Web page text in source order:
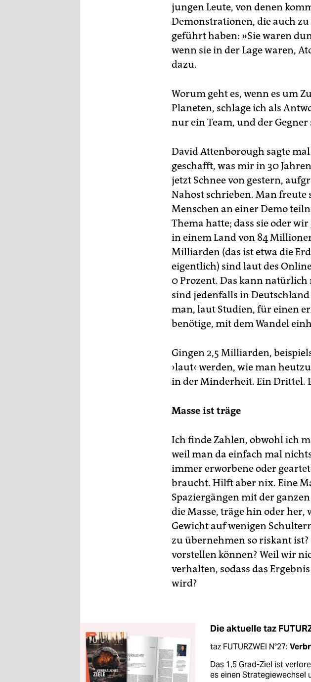
jungen Leute, von denen
Demonstrationen, die auch
geführt haben: »Sie waren
wenn sie in der Lage waren,
dazu.
Worum geht es, wenn es um
Planeten, schlage ich als
nur ein Team, und der
David Attenborough sagte
geschafft, was mir in 30
jetzt Schnee von gestern,
Nahost schrieben. Man freute
Menschen an einer Demo
Thema hatte; dass sie oder
in einem Land von 84
Milliarden (das ist etwa die
eigentlich) sind laut des
0 Prozent. Das kann natürlich
sind jedenfalls in
man, laut Studien, für einen
benötige, mit dem Wandel
Gingen 2,5 Milliarden,
›laut‹ werden, wie man
in der Minderheit. Ein Drittel.
Masse ist träge
Ich finde Zahlen, obwohl ich
weil man da einfach mal
immer erworbene oder
braucht. Hilft aber nix. Eine
Spaziergängen mit der
die Masse, träge hin oder her,
Gewicht auf wenigen
zu übernehmen so riskant
vorstellen können? Weil wir
verhalten, sodass das
wird?
Die aktuelle taz
taz FUTURZWEI N°27:
Das 1,5 Grad-Ziel ist
es einen Strategiewechsel